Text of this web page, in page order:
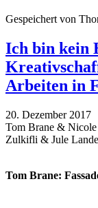
Gespeichert von
Ich bin kein
Arbeiten in
20. Dezember 2017
Tom Brane &
Zulkifli & Jule
Tom Brane: